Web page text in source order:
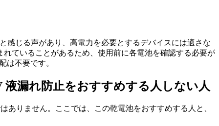
感じる声があり、高電力を必要とするデバイスには適さな
ていることがあるため、使用前に各電池を確認する必要が
は不要です。
液漏れ防止をおすすめする人しない人
ありません。ここでは、この乾電池をおすすめする人と、